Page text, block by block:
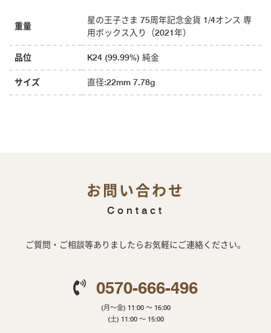
重量
星の王子さま 75周年記念金貨 1/4オンス 専
用ボックス入り（2021年）
品位 K24 (99.99%) 純金
サイズ 直径:22mm 7.78g
お問い合わせ
Contact
ご質問・ご相談等ありましたらお気軽にご連絡ください。
0570-666-496
(月～金) 11:00 ～ 16:00
(土) 11:00 ～ 15:00